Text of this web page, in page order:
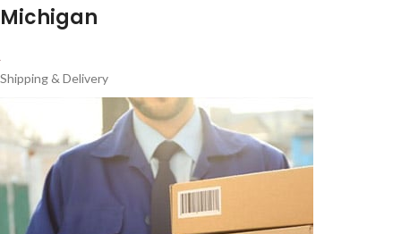
Michigan
Shipping & Delivery